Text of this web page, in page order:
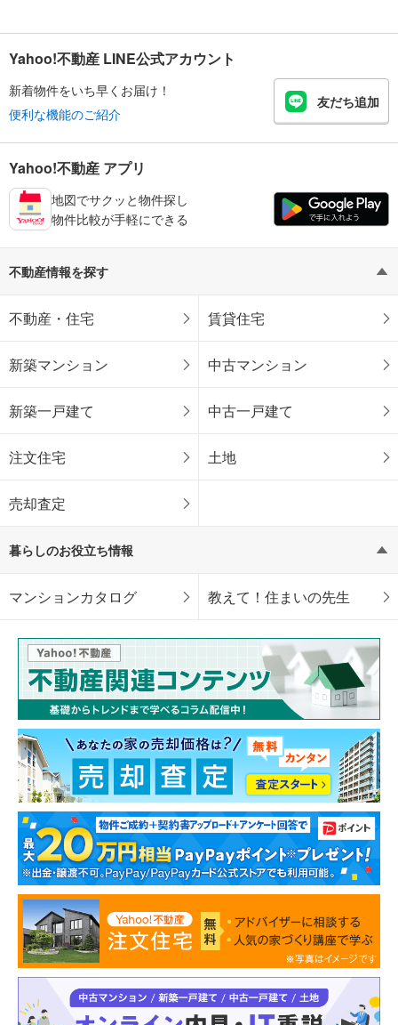
Yahoo!不動産 LINE公式アカウント
新着物件をいち早くお届け！
便利な機能のご紹介
友だち追加
Yahoo!不動産 アプリ
地図でサクッと物件探し
物件比較が手軽にできる
不動産情報を探す
不動産・住宅 賃貸住宅
新築マンション 中古マンション
新築一戸建て 中古一戸建て
注文住宅 土地
売却査定
暮らしのお役立ち情報
マンションカタログ 教えて！住まいの先生